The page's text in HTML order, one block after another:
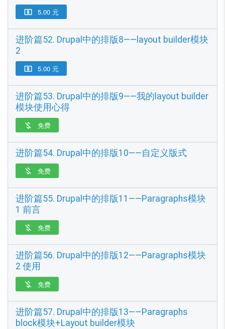
 5.00 元
进阶篇52. Drupal中的排版8——layout builder模块
2
 5.00 元
进阶篇53. Drupal中的排版9——我的layout builder
模块使用心得
 免费
进阶篇54. Drupal中的排版10——自定义版式
 免费
进阶篇55. Drupal中的排版11——Paragraphs模块
1 前言
 免费
进阶篇56. Drupal中的排版12——Paragraphs模块
2 使用
 免费
进阶篇57. Drupal中的排版13——Paragraphs
block模块+Layout builder模块